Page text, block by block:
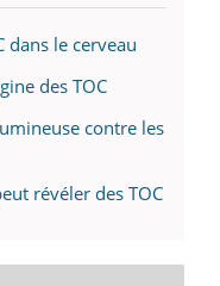
dans le cerveau
des TOC
contre les
révéler des TOC